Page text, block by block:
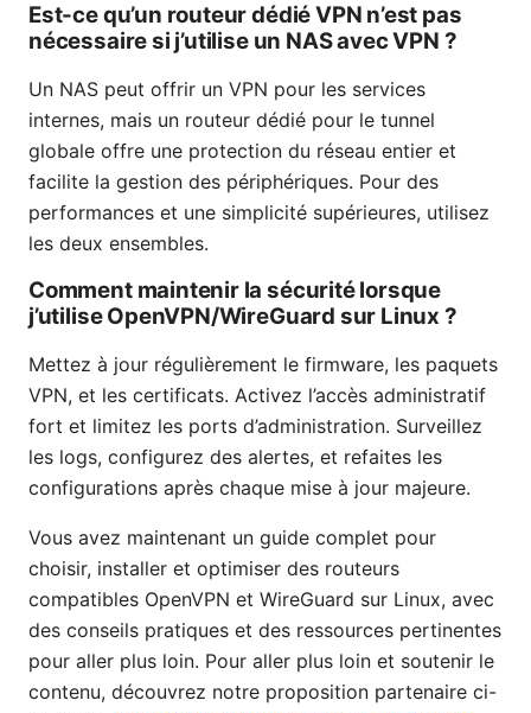
Est-ce qu’un routeur dédié VPN n’est pas
nécessaire si j’utilise un NAS avec VPN ?
Un NAS peut offrir un VPN pour les services
internes, mais un routeur dédié pour le tunnel
globale offre une protection du réseau entier et
facilite la gestion des périphériques. Pour des
performances et une simplicité supérieures, utilisez
les deux ensembles.
Comment maintenir la sécurité lorsque
j’utilise OpenVPN/WireGuard sur Linux ?
Mettez à jour régulièrement le firmware, les paquets
VPN, et les certificats. Activez l’accès administratif
fort et limitez les ports d’administration. Surveillez
les logs, configurez des alertes, et refaites les
configurations après chaque mise à jour majeure.
Vous avez maintenant un guide complet pour
choisir, installer et optimiser des routeurs
compatibles OpenVPN et WireGuard sur Linux, avec
des conseils pratiques et des ressources pertinentes
pour aller plus loin. Pour aller plus loin et soutenir le
contenu, découvrez notre proposition partenaire ci-